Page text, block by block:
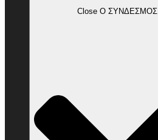
Close Ο ΣΥΝΔΕΣΜΟΣ